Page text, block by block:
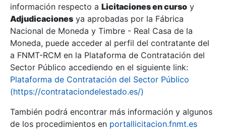
Mostra/Amaga
información respecto a Licitaciones en curso y
Adjudicaciones ya aprobadas por la Fábrica
Nacional de Moneda y Timbre - Real Casa de la
Moneda, puede acceder al perfil del contratante del
a FNMT-RCM en la Plataforma de Contratación del
Sector Público accediendo en el siguiente link:
Plataforma de Contratación del Sector Público
(https://contrataciondelestado.es/)
También podrá encontrar más información y algunos
de los procedimientos en portallicitacion.fnmt.es